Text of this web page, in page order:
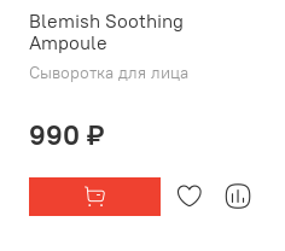
Blemish Soothing
Ampoule
Сыворотка для лица
990 ₽